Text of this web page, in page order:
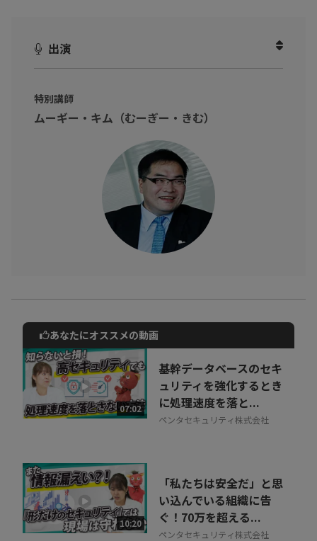
「働き方」に関して、
現状から基本をブラッシュアップしたいと
考えている方必見！
一流になるためは基本の積み重ね。
他人のものさしや承認欲求を離れ、 最強キャリアの基本
出演
特別講師
ムーギー・キム（むーぎー・きむ）
動画でご紹介しているサービスについて
お気軽にご相談・ご質問いただけます！
30秒でお申し込み可能
相談を希望する 無料
あなたにオススメの動画
07:02
基幹データベースのセキ
ュリティを強化するとき
に処理速度を落と...
ペンタセキュリティ株式会社
10:20
「私たちは安全だ」と思
い込んでいる組織に告
ぐ！70万を超える...
ペンタセキュリティ株式会社